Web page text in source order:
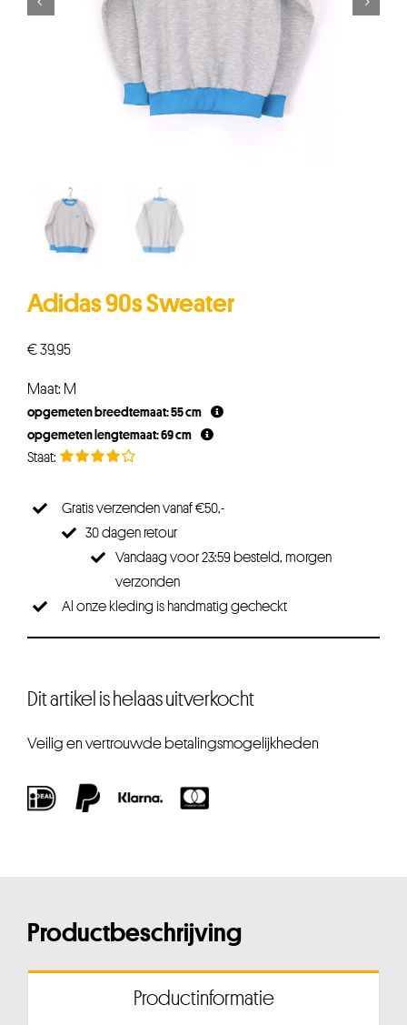
Adidas 90s Sweater
€39,95
Maat: M
opgemeten breedtemaat: 55 cm
opgemeten lengtemaat: 69 cm
Gratis verzenden vanaf €50,-
30 dagen retour
Vandaag voor 23:59 besteld, morgen
verzonden
Al onze kleding is handmatig gecheckt
Dit artikel is helaas uitverkocht
Veilig en vertrouwde betalingsmogelijkheden
Productbeschrijving
Productinformatie